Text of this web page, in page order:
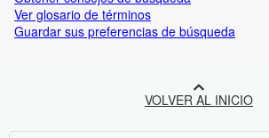
Ver glosario de términos
Guardar sus preferencias de búsqueda
VOLVER AL INICIO